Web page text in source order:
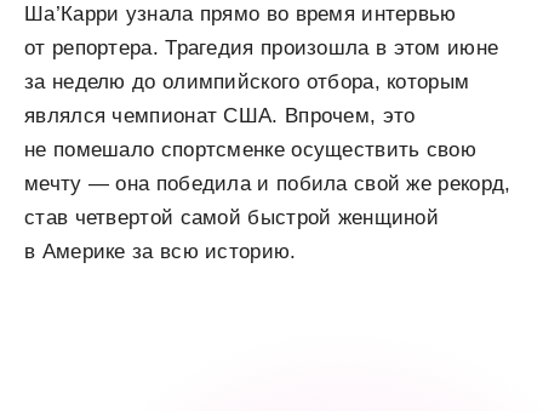
Ша’Карри узнала прямо во время интервью
от репортера. Трагедия произошла в этом июне
за неделю до олимпийского отбора, которым
являлся чемпионат США. Впрочем, это
не помешало спортсменке осуществить свою
мечту — она победила и побила свой же рекорд,
став четвертой самой быстрой женщиной
в Америке за всю историю.